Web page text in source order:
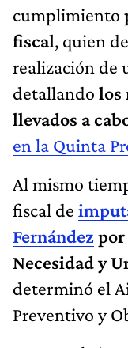
cumplimiento
fiscal, quien
realización de
detallando los
llevados a
en la Quinta
Al mismo
fiscal de
Fernándezpor
Necesidad y
determinó el
Preventivo y